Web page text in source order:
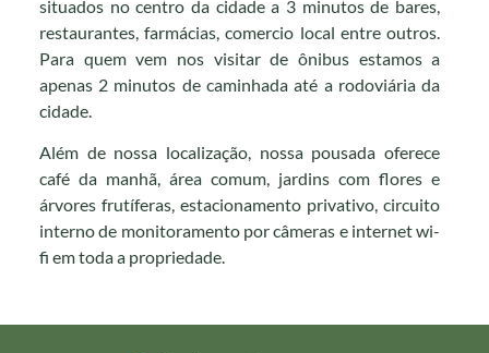
situados no centro da cidade a 3 minutos de bares,
restaurantes, farmácias, comercio local entre outros.
Para quem vem nos visitar de ônibus estamos a
apenas 2 minutos de caminhada até a rodoviária da
cidade.
Além de nossa localização, nossa pousada oferece
café da manhã, área comum, jardins com flores e
árvores frutíferas, estacionamento privativo, circuito
interno de monitoramento por câmeras e internet wi-
fi em toda a propriedade.